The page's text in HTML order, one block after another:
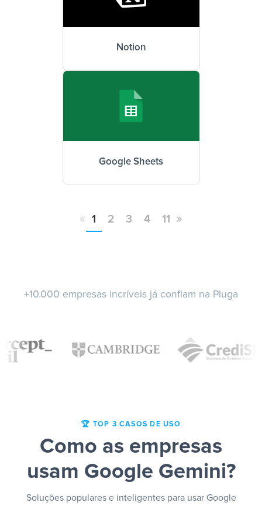
Notion
Google Sheets
« 1 2 3 4 11 »
+10.000 empresas incríveis já confiam na Pluga
🏆 TOP 3 CASOS DE USO
Como as empresas
usam Google Gemini?
Soluções populares e inteligentes para usar Google